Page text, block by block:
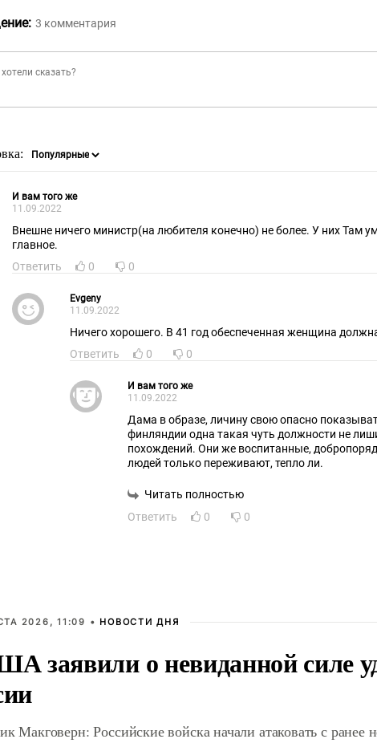
3 комментария
И вам того же
11.09.2022
Внешне ничего министр(на любителя конечно) не более. У них Там
главное.
Ответить
0 0
Evgeny
11.09.2022
Ничего хорошего. В 41 год обеспеченная женщина
Ответить
0 0
И вам того же
11.09.2022
Дама в образе, личину свою опасно
финляндии одна такая чуть должности не
похождений. Они же воспитанные,
людей только переживают, тепло ли.
Читать полностью
Ответить
0 0
2026, 11:09 • НОВОСТИ ДНЯ
заявили о невиданной силе
Макговерн: Российские войска начали атаковать с